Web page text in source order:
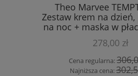
Theo Marvee
Zestaw krem na dzień,
na noc + maska w
278,00 zł
Cena regularna:
Najniższa cena: